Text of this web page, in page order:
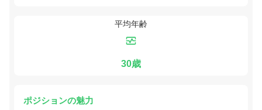
平均年齢
30歳
ポジションの魅力